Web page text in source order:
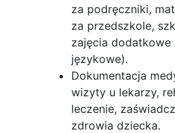
za podręczniki,
za przedszkole,
zajęcia
językowe).
Dokumentacja
wizyty u lekarzy,
leczenie,
zdrowia dziecka.